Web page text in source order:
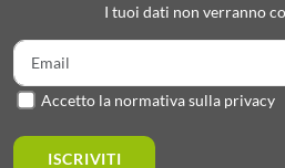
I tuoi dati non verranno
Accetto la normativa sulla privacy
ISCRIVITI